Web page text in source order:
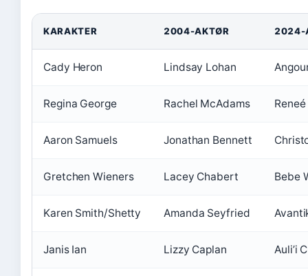
KARAKTER 2004-AKTØR 2024-
Cady Heron Lindsay Lohan
Regina George Rachel McAdams
Aaron Samuels Jonathan Bennett
Gretchen Wieners Lacey Chabert Bebe
Karen Smith/Shetty Amanda Seyfried
Janis Ian Lizzy Caplan Auli’i